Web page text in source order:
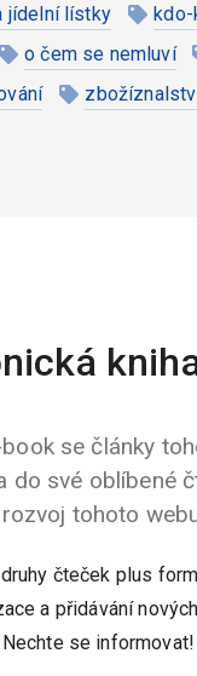
jídelní lístky
o čem se nemluví
se články
do své oblíbené
tohoto
čteček plus
a přidávání
Nechte se informovat!